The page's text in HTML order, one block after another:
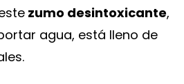
zumo desintoxicante,
agua, está lleno de